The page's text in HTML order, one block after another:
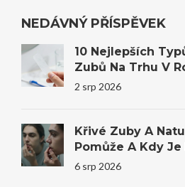
NEDÁVNÝ PŘÍSPĚVEK
10 Nejlepších
Zubů Na Trhu V
2 srp 2026
Křivé Zuby A
Pomůže A Kdy Je
Stomatologie
6 srp 2026